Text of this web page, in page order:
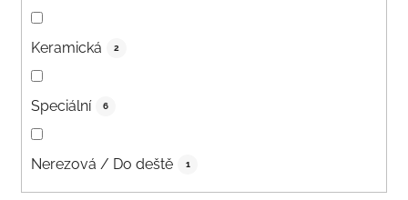
Keramická 2
Speciální 6
Nerezová / Do deště 1